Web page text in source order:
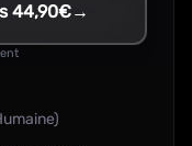
44,90€→